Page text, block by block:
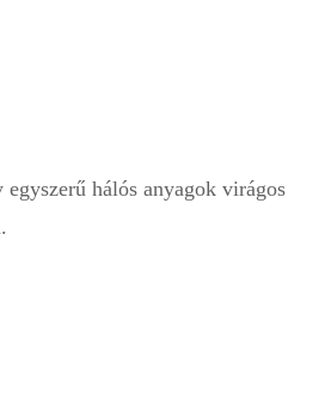
egyszerű hálós anyagok virágos